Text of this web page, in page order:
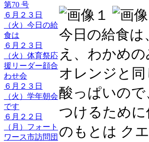
第70 号
６月２３日
（火）今日の給
食は
６月２３日
（火）体育祭応
援リーダー顔合
わせ会
６月２３日
（火）学年朝会
です
６月２２日
（月）フォート
ワース市訪問団
今日の給食
え、わかめ
オレンジと
酸っぱいの
つけるため
のもとは ク